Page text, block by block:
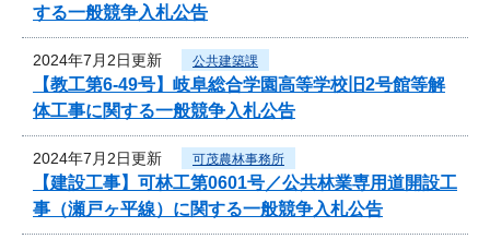
する一般競争入札公告
2024年7月2日更新 公共建築課
【教工第6-49号】岐阜総合学園高等学校旧2号館等解
体工事に関する一般競争入札公告
2024年7月2日更新 可茂農林事務所
【建設工事】可林工第0601号／公共林業専用道開設工
事（瀬戸ヶ平線）に関する一般競争入札公告